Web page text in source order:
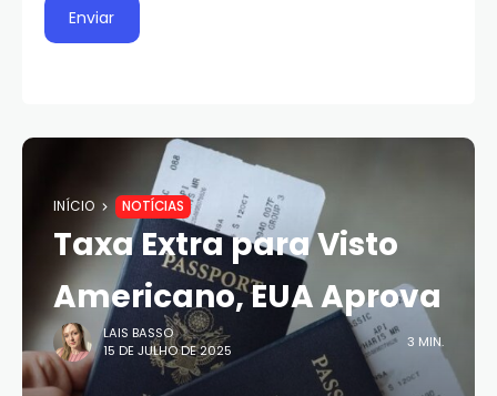
INÍCIO NOTÍCIAS
Taxa Extra para Visto
Americano, EUA Aprova
LAIS BASSO
15 DE JULHO DE 2025
3 MIN.